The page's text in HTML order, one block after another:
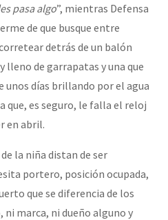
pasa algo”, mientras Defensa
de que busque entre
detrás de un balón
de garrapatas y una que
unos días brillando por el agua
que, es seguro, le falla el reloj
en abril.
la niña distan de ser
portero, posición ocupada,
que se diferencia de los
ni marca, ni dueño alguno y